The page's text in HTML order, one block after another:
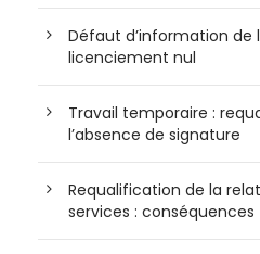
Défaut d’information de
licenciement nul
Travail temporaire :
l’absence de signature
Requalification de la
services :